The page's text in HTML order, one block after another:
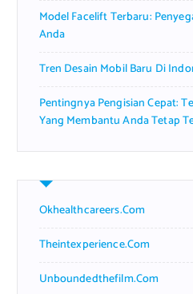
Model Facelift Terbaru:
Anda
Tren Desain Mobil Baru Di
Pentingnya Pengisian Cepat:
Yang Membantu Anda Tetap
Okhealthcareers.com
Theintexperience.com
Unboundedthefilm.com